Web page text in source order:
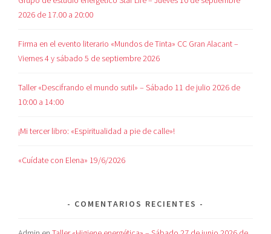
2026 de 17.00 a 20:00
Firma en el evento literario «Mundos de Tinta» CC Gran Alacant –
Viernes 4 y sábado 5 de septiembre 2026
Taller «Descifrando el mundo sutil» – Sábado 11 de julio 2026 de
10:00 a 14:00
¡Mi tercer libro: «Espiritualidad a pie de calle»!
«Cuídate con Elena» 19/6/2026
COMENTARIOS RECIENTES